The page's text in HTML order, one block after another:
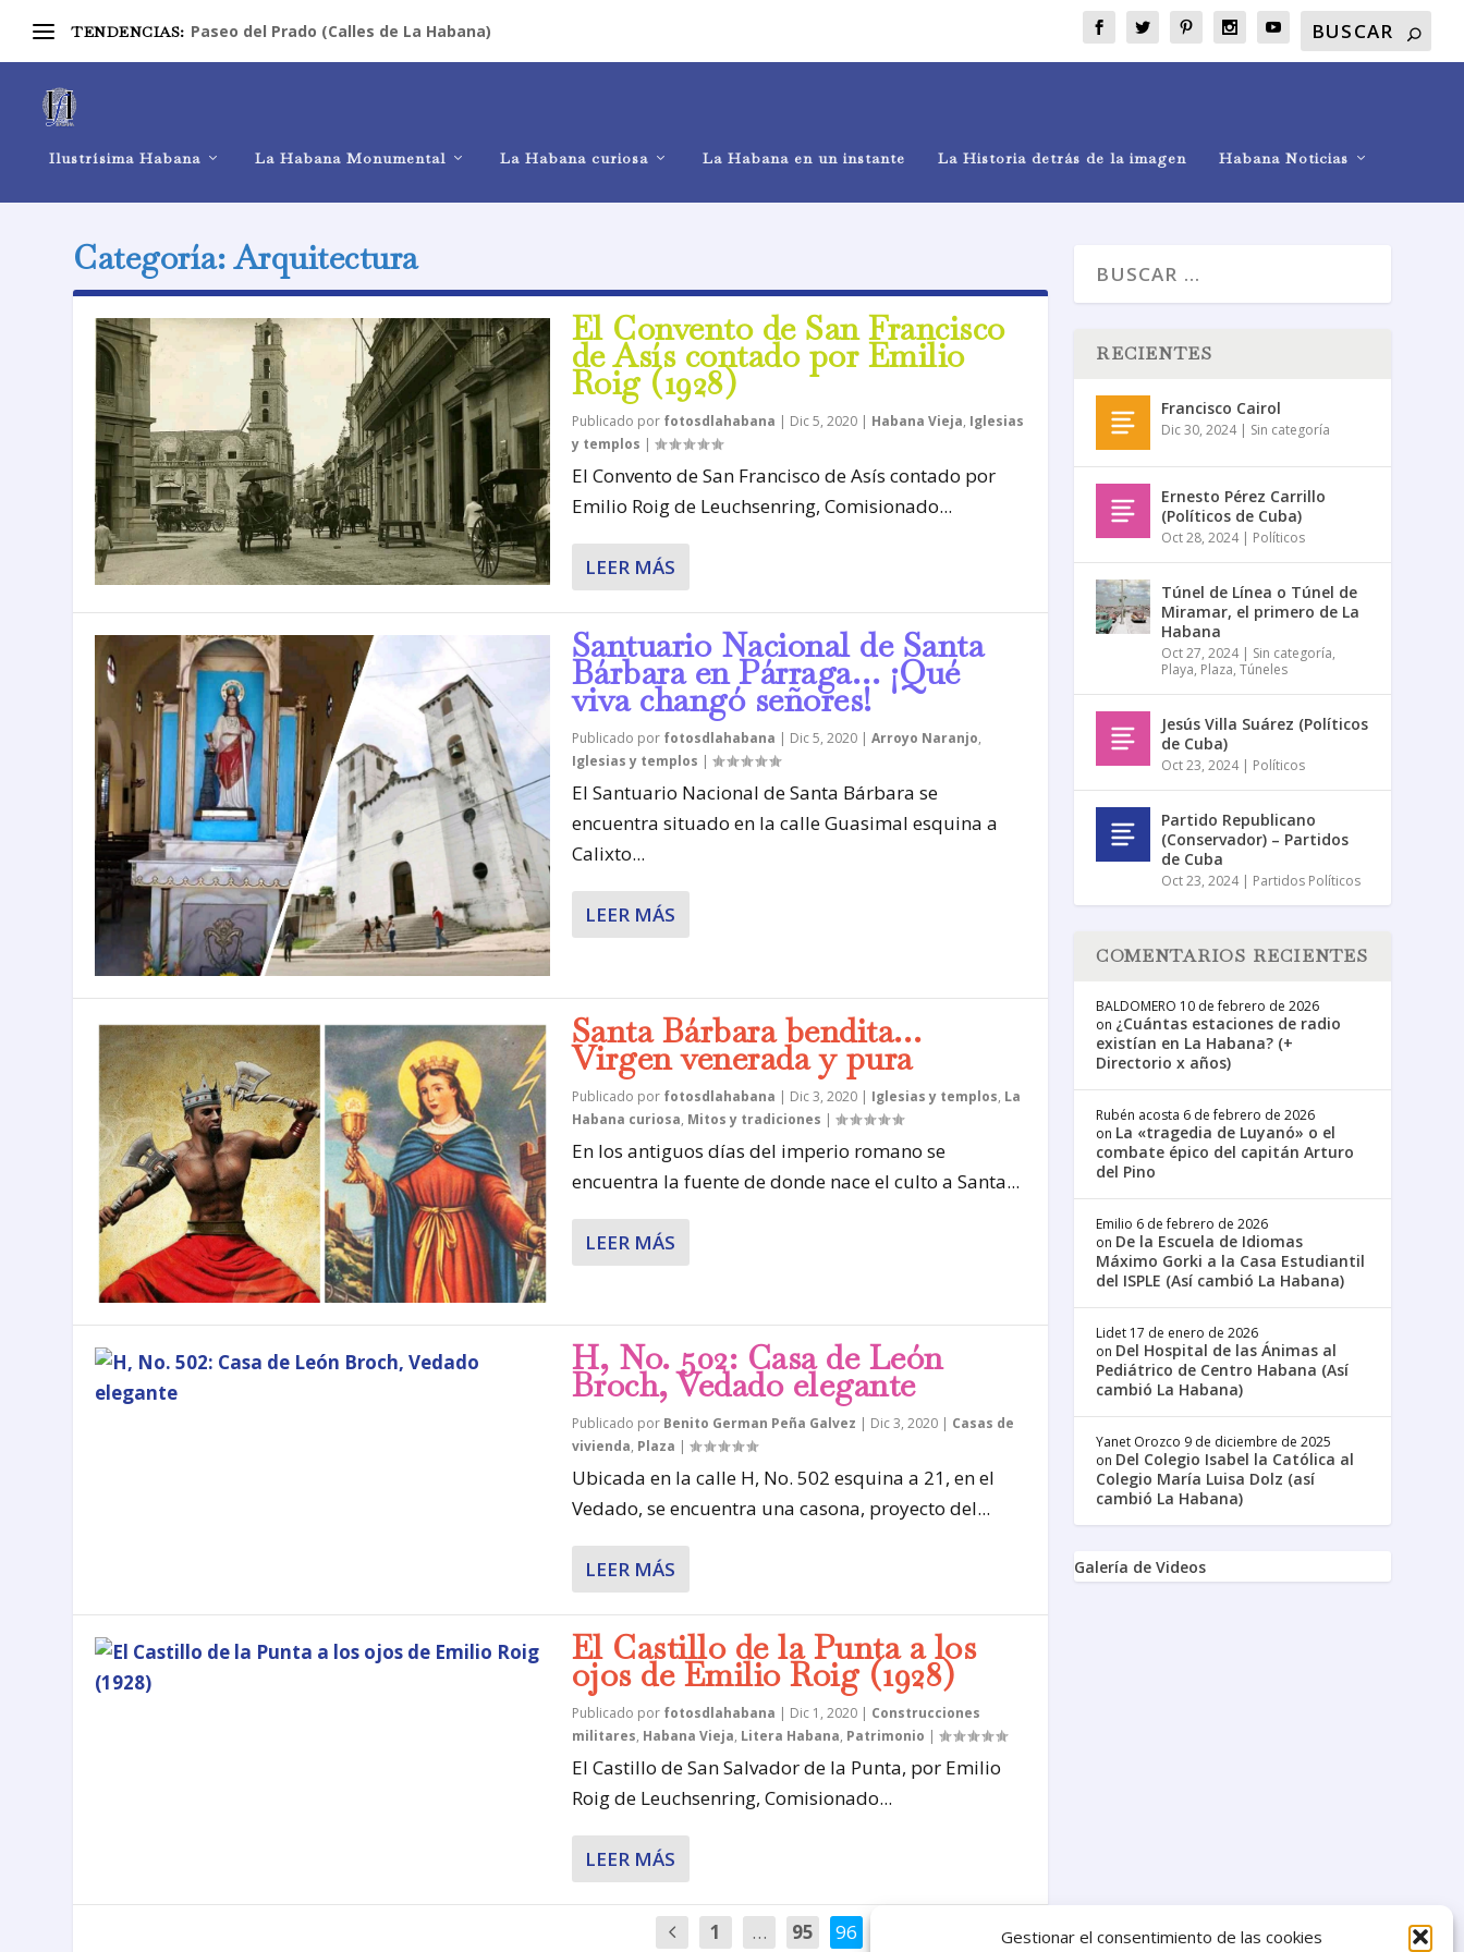
Gestionar el consentimiento de las cookies
TENDENCIAS: Paseo del Prado (Calles de La Habana)
Ilustrísima Habana La Habana Monumental La Habana curiosa La Habana en un instante La Historia detrás de la imagen Habana Noticias
Categoría:Arquitectura
El Convento de San Francisco
de Asís contado por Emilio
Roig (1928)
Publicado por fotosdlahabana | Dic 5, 2020| Habana Vieja, Iglesias
y templos |
El Convento de San Francisco de Asís contado por
Emilio Roig de Leuchsenring, Comisionado...
LEER MÁS
Santuario Nacional de Santa
Bárbara en Párraga… ¡Qué
viva changó señores!
Publicado por fotosdlahabana | Dic 5, 2020| Arroyo Naranjo,
Iglesias y templos |
El Santuario Nacional de Santa Bárbara se
encuentra situado en la calle Guasimal esquina a
Calixto...
LEER MÁS
Santa Bárbara bendita…
Virgen venerada y pura
Publicado por fotosdlahabana Dic 3, 2020| Iglesias y templos, La
Habana curiosa, Mitos y tradiciones
En los antiguos días del imperio romano se
encuentra la fuente de donde nace el culto a Santa...
LEER MÁS
H, No. 502: Casa de León
Broch, Vedado elegante
Publicado por Benito German Peña Galvez | Dic 3, 2020| Casas de
vivienda, Plaza |
Ubicada en la calle H, No. 502 esquina a 21, en el
Vedado, se encuentra una casona, proyecto del...
LEER MÁS
El Castillo de la Punta a los
ojos de Emilio Roig (1928)
Publicado por fotosdlahabana | Dic 1, 2020| Construcciones
militares, Habana Vieja, Litera Habana, Patrimonio |
El Castillo de San Salvador de la Punta, por Emilio
Roig de Leuchsenring, Comisionado...
LEER MÁS
1 … 95 96
RECIENTES
Francisco Cairol
Dic 30, 2024| Sin categoría
Ernesto Pérez Carrillo
(Políticos de Cuba)
Oct 28, 2024| Políticos
Túnel de Línea o Túnel de
Miramar, el primero de La
Habana
Oct 27, 2024| Sin categoría,
Playa, Plaza,Túneles
Jesús Villa Suárez (Políticos
de Cuba)
Oct 23, 2024| Políticos
Partido Republicano
(Conservador) – Partidos
de Cuba
Oct 23, 2024| Partidos Políticos
COMENTARIOS RECIENTES
BALDOMERO 10 de febrero de 2026
on ¿Cuántas estaciones de radio
existían en La Habana? (+
Directorio x años)
Rubén acosta 6 de febrero de 2026
on La «tragedia de Luyanó» o el
combate épico del capitán Arturo
del Pino
Emilio 6 de febrero de 2026
on De la Escuela de Idiomas
Máximo Gorki a la Casa Estudiantil
del ISPLE (Así cambió La Habana)
Lidet 17 de enero de 2026
on Del Hospital de las Ánimas al
Pediátrico de Centro Habana (Así
cambió La Habana)
Yanet Orozco 9 de diciembre de 2025
on Del Colegio Isabel la Católica al
Colegio María Luisa Dolz (así
cambió La Habana)
Galería de Videos